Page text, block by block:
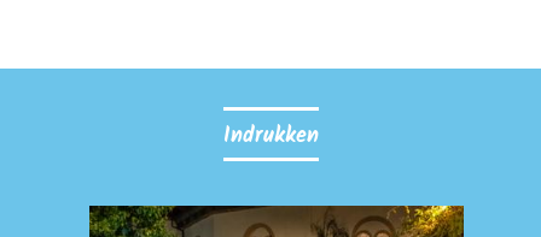
Indrukken